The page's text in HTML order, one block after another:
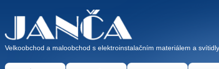
Velkoobchod a maloobchod s elektroinstalačním materiálem a